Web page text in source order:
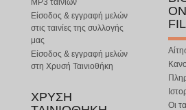
MP3 ταινιών
Είσοδος & εγγραφή μελών
στις ταινίες της συλλογής
μας
Είσοδος & εγγραφή μελών
στη Χρυσή Ταινιοθήκη
ΧΡΥΣΗ
Οι